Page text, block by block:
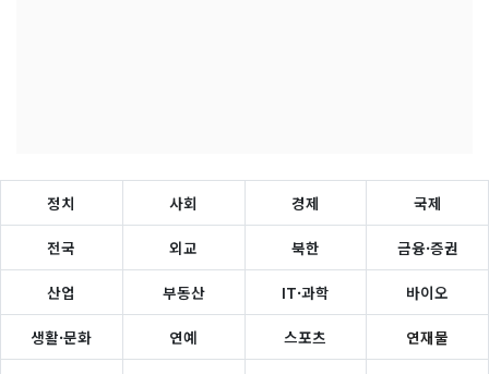
정치 사회 경제 국제
전국 외교 북한 금융·증권
산업 부동산 IT·과학 바이오
생활·문화 연예 스포츠 연재물